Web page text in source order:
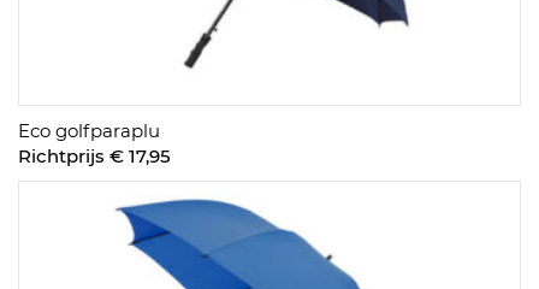
Eco golfparaplu
Richtprijs € 17,95